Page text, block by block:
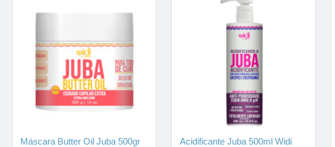
Máscara Butter Oil Juba 500gr
Acidificante Juba 500ml Widi